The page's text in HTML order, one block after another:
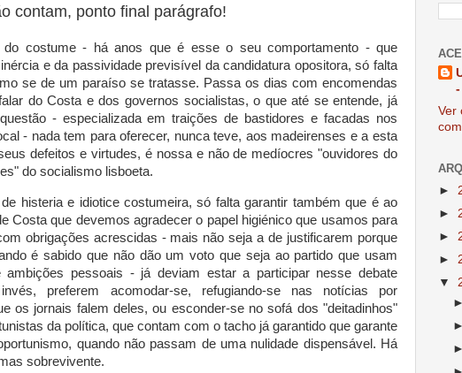
contam, ponto final parágrafo!
do costume - há anos que é esse o seu comportamento - que
e da passividade previsível da candidatura opositora, só falta
se de um paraíso se tratasse. Passa os dias com encomendas
do Costa e dos governos socialistas, o que até se entende, já
- especializada em traições de bastidores e facadas nos
- nada tem para oferecer, nunca teve, aos madeirenses e a esta
defeitos e virtudes, é nossa e não de medíocres "ouvidores do
do socialismo lisboeta.
histeria e idiotice costumeira, só falta garantir também que é ao
Costa que devemos agradecer o papel higiénico que usamos para
obrigações acrescidas - mais não seja a de justificarem porque
é sabido que não dão um voto que seja ao partido que usam
ambições pessoais - já deviam estar a participar nesse debate
preferem acomodar-se, refugiando-se nas notícias por
os jornais falem deles, ou esconder-se no sofá dos "deitadinhos"
da política, que contam com o tacho já garantido que garante
quando não passam de uma nulidade dispensável. Há
sobrevivente.
Ver
►
►
►
►
▼